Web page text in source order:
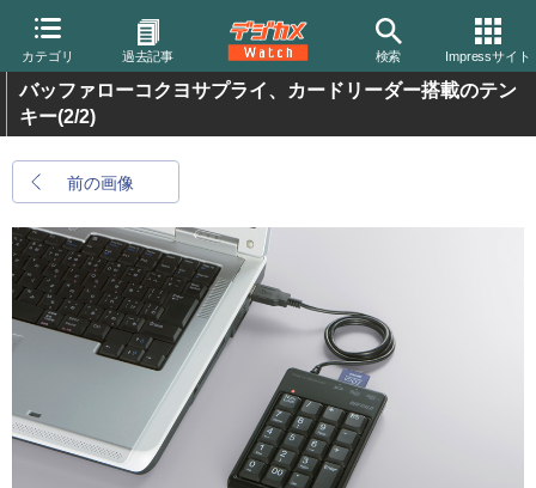
カテゴリ 過去記事 検索 Impressサイト
バッファローコクヨサプライ、カードリーダー搭載のテン
キー(2/2)
前の画像